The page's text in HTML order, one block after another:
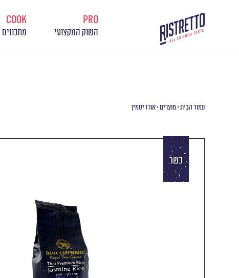
pro
השוק המקצועי
cook
מתכונים
עמוד הבית>מוצרים>אורז יסמין